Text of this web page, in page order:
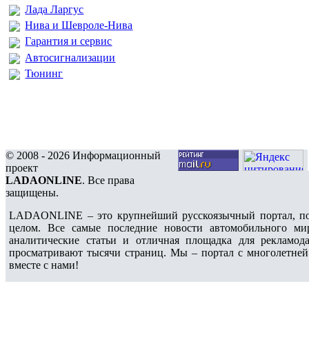
Лада Ларгус
Нива и Шевроле-Нива
Гарантия и сервис
Автосигнализации
Тюнинг
© 2008 - 2026 Информационный
проект
LADAONLINE. Все права
защищены.
LADAONLINE – это крупнейший русскоязычный портал,
целом. Все самые последние новости автомобильного
аналитические статьи и отличная площадка для
просматривают тысячи страниц. Мы – портал с
вместе с нами!